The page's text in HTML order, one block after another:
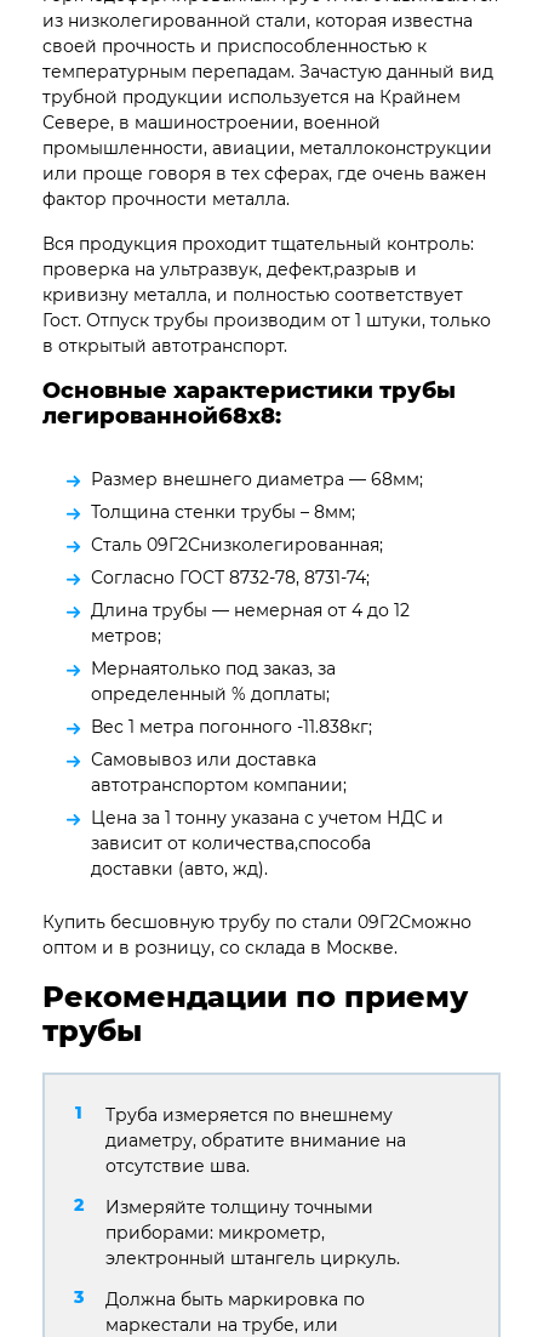
из низколегированной стали, которая известна
своей прочность и приспособленностью к
температурным перепадам. Зачастую данный вид
трубной продукции используется на Крайнем
Севере, в машиностроении, военной
промышленности, авиации, металлоконструкции
или проще говоря в тех сферах, где очень важен
фактор прочности металла.
Вся продукция проходит тщательный контроль:
проверка на ультразвук, дефект,разрыв и
кривизну металла, и полностью соответствует
Гост. Отпуск трубы производим от 1 штуки, только
в открытый автотранспорт.
Основные характеристики трубы
легированной68х8:
Размер внешнего диаметра — 68мм;
Толщина стенки трубы – 8мм;
Сталь 09Г2Снизколегированная;
Согласно ГОСТ 8732-78, 8731-74;
Длина трубы — немерная от 4 до 12
метров;
Мернаятолько под заказ, за
определенный % доплаты;
Вес 1 метра погонного -11.838кг;
Самовывоз или доставка
автотранспортом компании;
Цена за 1 тонну указана с учетом НДС и
зависит от количества,способа
доставки (авто, жд).
Купить бесшовную трубу по стали 09Г2Сможно
оптом и в розницу, со склада в Москве.
Рекомендации по приему
трубы
Труба измеряется по внешнему
диаметру, обратите внимание на
отсутствие шва.
Измеряйте толщину точными
приборами: микрометр,
электронный штангель циркуль.
Должна быть маркировка по
маркестали на трубе, или